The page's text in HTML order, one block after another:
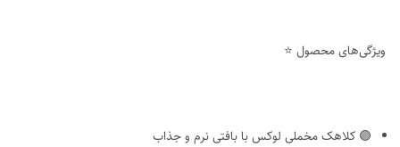
ویژگی‌های محصول ⭐
🟣 کلاهک مخملی لوکس با بافتی نرم و جذاب